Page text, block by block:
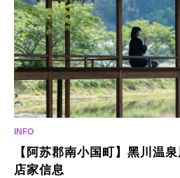
【阿苏郡南小国町】黑川温
店家信息